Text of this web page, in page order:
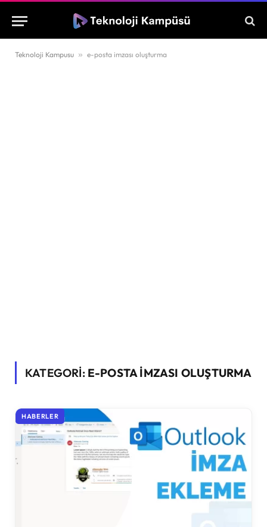
Teknoloji Kampusu » e-posta imzası oluşturma
KATEGORİ: E-POSTA IMZASI OLUŞTURMA
HABERLER